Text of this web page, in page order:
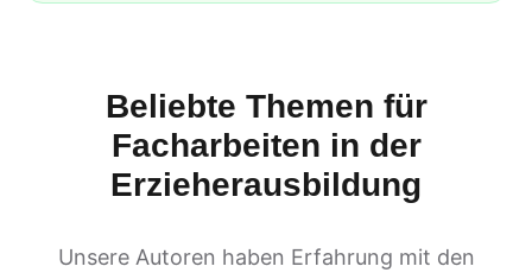
Beliebte Themen für
Facharbeiten in der
Erzieherausbildung
Unsere Autoren haben Erfahrung mit den